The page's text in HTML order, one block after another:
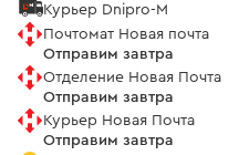
Курьер Dnipro-M
Почтомат Новая почта
Отправим завтра
Отделение Новая Почта
Отправим завтра
Курьер Новая Почта
Отправим завтра